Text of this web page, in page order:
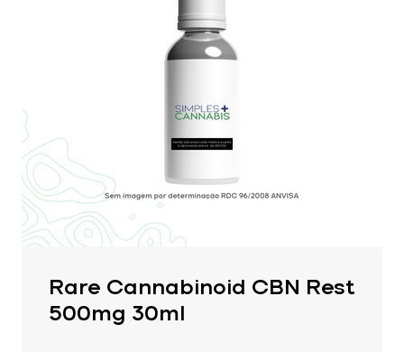
Rare Cannabinoid CBN Rest
500mg 30ml